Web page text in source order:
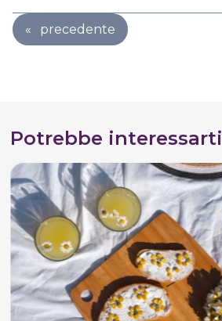
« precedente
Potrebbe interessarti